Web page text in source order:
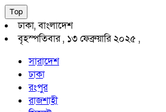
Top
ঢাকা, বাংলাদেশ
বৃহস্পতিবার , ১৩ ফেব্রুয়ারি ২০২৫ ,
সারাদেশ
ঢাকা
রংপুর
রাজশাহী